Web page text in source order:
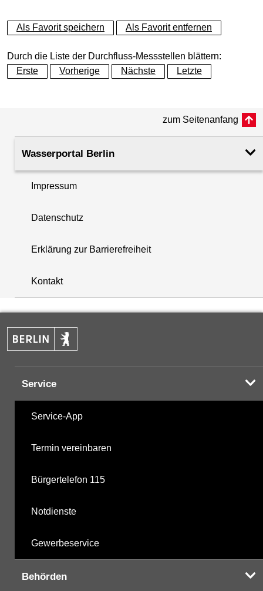
+
−
+
−
Als Favorit speichern Als Favorit entfernen
Durch die Liste der Durchfluss-Messstellen blättern:
Erste
Vorherige Nächste Letzte
zum Seitenanfang
Wasserportal Berlin
Impressum
Datenschutz
Erklärung zur Barrierefreiheit
Kontakt
Service
Service-App
Termin vereinbaren
Bürgertelefon 115
Notdienste
Gewerbeservice
Behörden